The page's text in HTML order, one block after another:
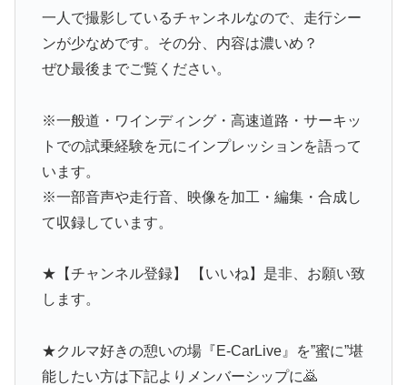
一人で撮影しているチャンネルなので、走行シー
ンが少なめです。その分、内容は濃いめ？
ぜひ最後までご覧ください。
※一般道・ワインディング・高速道路・サーキッ
トでの試乗経験を元にインプレッションを語って
います。
※一部音声や走行音、映像を加工・編集・合成し
て収録しています。
★【チャンネル登録】 【いいね】是非、お願い致
します。
★クルマ好きの憩いの場『E-CarLive』を”蜜に”堪
能したい方は下記よりメンバーシップに🙇